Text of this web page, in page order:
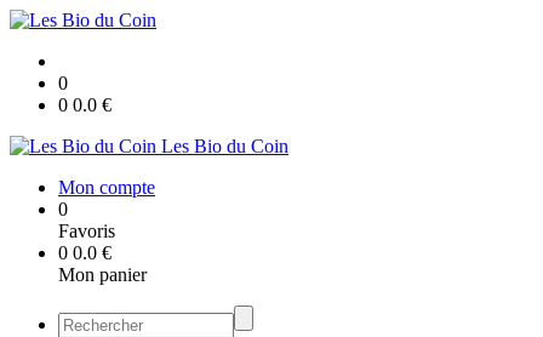
0
0 0.0 €
Les Bio du Coin
Mon compte
0
Favoris
0 0.0 €
Mon panier